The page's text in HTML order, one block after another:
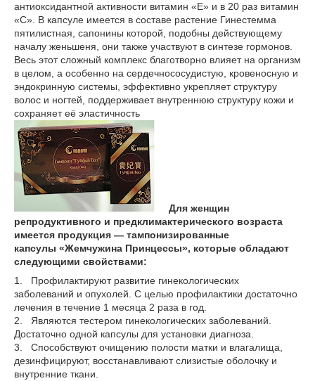
антиоксидантной активности витамин «Е» и в 20 раз витамин
«С». В капсуле имеется в составе растение Гинестемма
пятилистная, сапонины которой, подобны действующему
началу женьшеня, они также участвуют в синтезе гормонов.
Весь этот сложный комплекс благотворно влияет на организм
в целом, а особенно на сердечнососудистую, кровеносную и
эндокринную системы, эффективно укрепляет структуру
волос и ногтей, поддерживает внутреннюю структуру кожи и
сохраняет её эластичность
Для женщин
репродуктивного и предклимактерического возраста
имеется продукция ― тампонизированные
капсулы «Жемчужина Принцессы», которые обладают
следующими свойствами:
1. Профилактируют развитие гинекологических
заболеваний и опухолей. С целью профилактики достаточно
лечения в течение 1 месяца 2 раза в год.
2. Являются тестером гинекологических заболеваний.
Достаточно одной капсулы для установки диагноза.
3. Способствуют очищению полости матки и влагалища,
дезинфицируют, восстанавливают слизистые оболочку и
внутренние ткани.